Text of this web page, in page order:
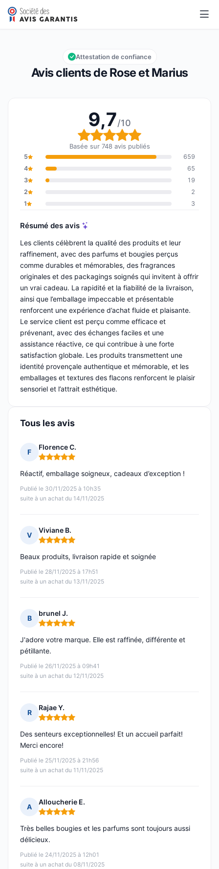
Rose et Marius
Note globale : 9,7 sur 10
9,7/10
Avis clients de Rose et Marius
Attestation de confiance
9,7/10
Note globale : 9,7 sur
Basée sur 748 avis publiés
5
659
4
65
3
19
2
2
1
3
Résumé des avis
Les clients célèbrent la qualité des produits et leur
raffinement, avec des parfums et bougies perçus
comme durables et mémorables, des fragrances
originales et des packagings soignés qui invitent à offrir
un vrai cadeau. La rapidité et la fiabilité de la livraison,
ainsi que l’emballage impeccable et présentable
renforcent une expérience d’achat fluide et plaisante.
Le service client est perçu comme efficace et
prévenant, avec des échanges faciles et une
assistance réactive, ce qui contribue à une forte
satisfaction globale. Les produits transmettent une
identité provençale authentique et mémorable, et les
emballages et textures des flacons renforcent le plaisir
sensoriel et l’attrait esthétique.
Tous les avis
F
Florence C.
Note : 5 sur 5
Publié le 30/11/2025 à 10h35
suite à un achat du 14/11/2025
Réactif, emballage soigneux, cadeaux d’exception !
V
Viviane B.
Note : 5 sur 5
Publié le 28/11/2025 à 17h51
suite à un achat du 13/11/2025
Beaux produits, livraison rapide et soignée
B
brunel J.
Note : 5 sur 5
Publié le 26/11/2025 à 09h41
suite à un achat du 12/11/2025
J'adore votre marque. Elle est raffinée, différente et
pétillante.
R
Rajae Y.
Note : 5 sur 5
Publié le 25/11/2025 à 21h56
suite à un achat du 11/11/2025
Des senteurs exceptionnelles! Et un accueil parfait!
Merci encore!
A
Alloucherie E.
Note : 5 sur 5
Publié le 24/11/2025 à 12h01
suite à un achat du 08/11/2025
Très belles bougies et les parfums sont toujours aussi
délicieux.